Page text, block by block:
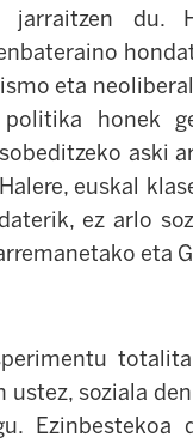
jarraitzen
eta
honek
aski
euskal
ez arlo
eta
ustez, soziala